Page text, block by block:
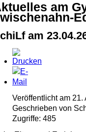
am
am
Veröffentlicht am 21.
Geschrieben von
Zugriffe: 485